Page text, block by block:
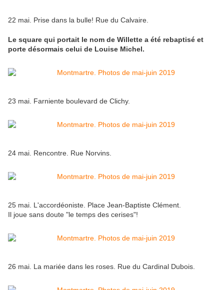
22 mai. Prise dans la bulle! Rue du Calvaire.
Le square qui portait le nom de Willette a été rebaptisé et
porte désormais celui de Louise Michel.
23 mai. Farniente boulevard de Clichy.
24 mai. Rencontre. Rue Norvins.
25 mai. L'accordéoniste. Place Jean-Baptiste Clément.
Il joue sans doute "le temps des cerises"!
26 mai. La mariée dans les roses. Rue du Cardinal Dubois.